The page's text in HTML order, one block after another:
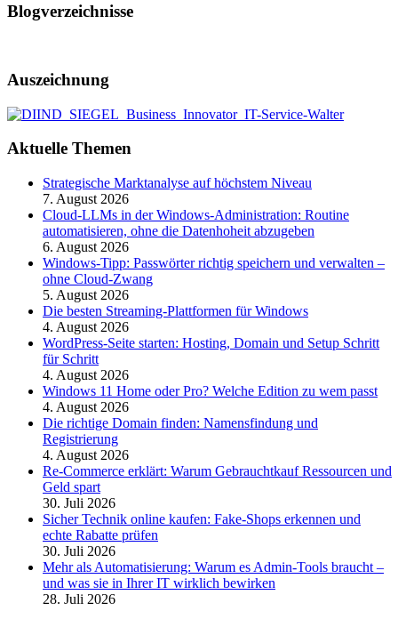
Blogverzeichnisse
Auszeichnung
Aktuelle Themen
Strategische Marktanalyse auf höchstem Niveau
7. August 2026
Cloud-LLMs in der Windows-Administration: Routine
automatisieren, ohne die Datenhoheit abzugeben
6. August 2026
Windows-Tipp: Passwörter richtig speichern und verwalten –
ohne Cloud-Zwang
5. August 2026
Die besten Streaming-Plattformen für Windows
4. August 2026
WordPress-Seite starten: Hosting, Domain und Setup Schritt
für Schritt
4. August 2026
Windows 11 Home oder Pro? Welche Edition zu wem passt
4. August 2026
Die richtige Domain finden: Namensfindung und
Registrierung
4. August 2026
Re-Commerce erklärt: Warum Gebrauchtkauf Ressourcen und
Geld spart
30. Juli 2026
Sicher Technik online kaufen: Fake-Shops erkennen und
echte Rabatte prüfen
30. Juli 2026
Mehr als Automatisierung: Warum es Admin-Tools braucht –
und was sie in Ihrer IT wirklich bewirken
28. Juli 2026